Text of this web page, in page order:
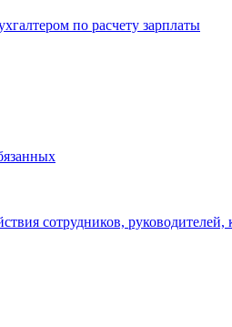
по расчету зарплаты
сотрудников, руководителей,